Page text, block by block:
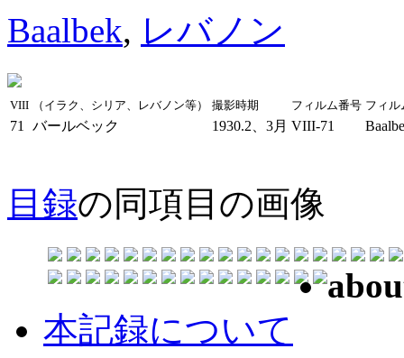
Baalbek, レバノン
VIII （イラク、シリア、レバノン等） 撮影時期 フィルム番号 フィル
71 バールベック 1930.2、3月 VIII-71
目録の同項目の画像
本記録について